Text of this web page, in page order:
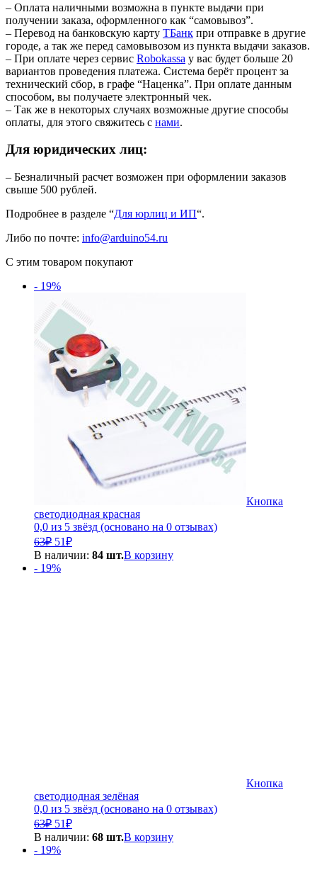
– Оплата наличными возможна в пункте выдачи при
получении заказа, оформленного как “самовывоз”.
– Перевод на банковскую карту TБанк при отправке в другие
городе, а так же перед самовывозом из пункта выдачи заказов.
– При оплате через сервис Robokassa у вас будет больше 20
вариантов проведения платежа. Система берёт процент за
технический сбор, в графе “Наценка”. При оплате данным
способом, вы получаете электронный чек.
– Так же в некоторых случаях возможные другие способы
оплаты, для этого свяжитесь с нами.
Для юридических лиц:
– Безналичный расчет возможен при оформлении заказов
свыше 500 рублей.
Подробнее в разделе “Для юрлиц и ИП“.
Либо по почте: info@arduino54.ru
С этим товаром покупают
- 19%
Кнопка
светодиодная красная
0,0 из 5 звёзд (основано на 0 отзывах)
63₽ Первоначальная
цена
составляла
51₽Текущая
цена:
В наличии: 84 шт.В корзину
- 19%
Кнопка
светодиодная зелёная
0,0 из 5 звёзд (основано на 0 отзывах)
63₽ Первоначальная
цена
составляла
51₽Текущая
цена:
В наличии: 68 шт.В корзину
- 19%